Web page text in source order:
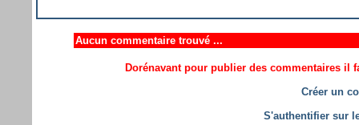
Aucun commentaire trouvé ...
Dorénavant pour publier des commentaires il
Créer un
S'authentifier sur